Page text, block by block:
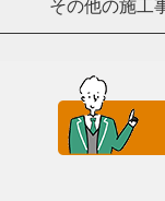
その他の施工